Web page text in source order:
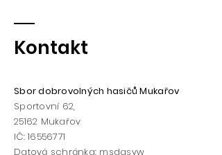
Kontakt
Sbor dobrovolných hasičů Mukařov
Sportovní 62,
25162 Mukařov
IČ:16556771
Datová schránka: msdasyw